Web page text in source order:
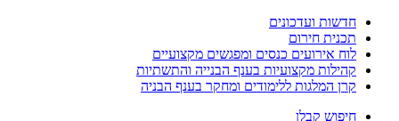
חדשות ועדכונים
תכנית חירום
לוח אירועים כנסים ומפגשים מקצועיים
קהילות מקצועיות בענף הבנייה והתשתיות
קרן המלגות ללימודים ומחקר בענף הבניה
חיפוש קבלן